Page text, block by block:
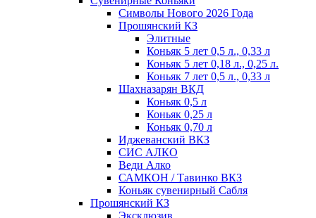
Символы Нового 2026 Года
Прошянский КЗ
Элитные
Коньяк 5 лет 0,5 л., 0,33 л
Коньяк 5 лет 0,18 л., 0,25 л.
Коньяк 7 лет 0,5 л., 0,33 л
Шахназарян ВКД
Коньяк 0,5 л
Коньяк 0,25 л
Коньяк 0,70 л
Иджеванский ВКЗ
СИС АЛКО
Веди Алко
САМКОН / Тавинко ВКЗ
Коньяк сувенирный Сабля
Прошянский КЗ
Эксклюзив